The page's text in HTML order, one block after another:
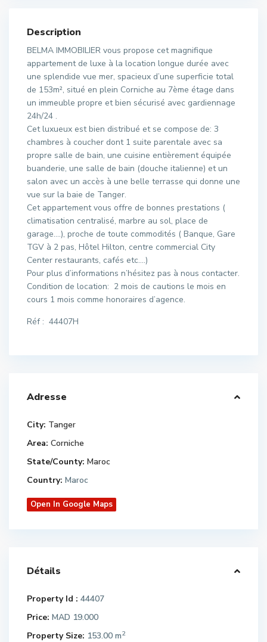
Description
BELMA IMMOBILIER vous propose cet magnifique
appartement de luxe à la location longue durée avec
une splendide vue mer, spacieux d’une superficie total
de 153m², situé en plein Corniche au 7ème étage dans
un immeuble propre et bien sécurisé avec gardiennage
24h/24 .
Cet luxueux est bien distribué et se compose de: 3
chambres à coucher dont 1 suite parentale avec sa
propre salle de bain, une cuisine entièrement équipée
buanderie, une salle de bain (douche italienne) et un
salon avec un accès à une belle terrasse qui donne une
vue sur la baie de Tanger.
Cet appartement vous offre de bonnes prestations (
climatisation centralisé, marbre au sol, place de
garage….), proche de toute commodités ( Banque, Gare
TGV à 2 pas, Hôtel Hilton, centre commercial City
Center restaurants, cafés etc.…)
Pour plus d’informations n’hésitez pas à nous contacter.
Condition de location: 2 mois de cautions le mois en
cours 1 mois comme honoraires d’agence.
Réf : 44407H
Adresse
City: Tanger
Area: Corniche
State/County: Maroc
Country: Maroc
Open In Google Maps
Détails
Property Id : 44407
Price: MAD 19.000
Property Size: 153.00 m2